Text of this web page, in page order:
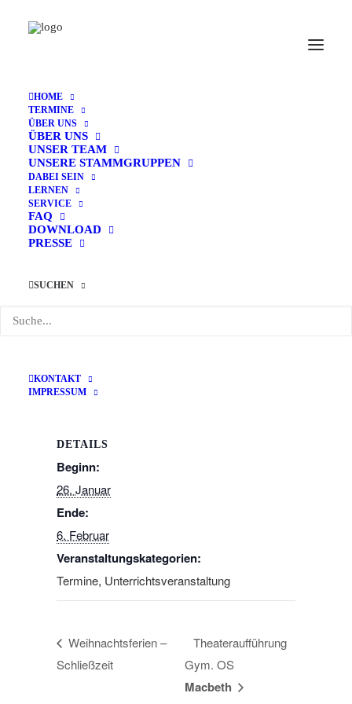
HOME
TERMINE
ÜBER UNS
ÜBER UNS
UNSER TEAM
UNSERE STAMMGRUPPEN
DABEI SEIN
LERNEN
SERVICE
FAQ
DOWNLOAD
PRESSE
SUCHEN
KONTAKT
IMPRESSUM
« Alle Veranstaltungen
Diese Veranstaltung hat bereits stattgefunden.
DETAILS
Beginn:
26. Januar
Ende:
6. Februar
Veranstaltungskategorien:
Termine, Unterrichtsveranstaltung
Weihnachtsferien –
Schließzeit
Theateraufführung
Gym. OS
Macbeth